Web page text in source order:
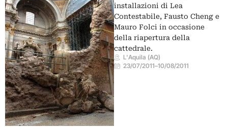
installazioni di Lea
Contestabile, Fausto Cheng e
Mauro Folci in occasione
della riapertura della
cattedrale.
L'Aquila (AQ)
23/07/2011–10/08/2011